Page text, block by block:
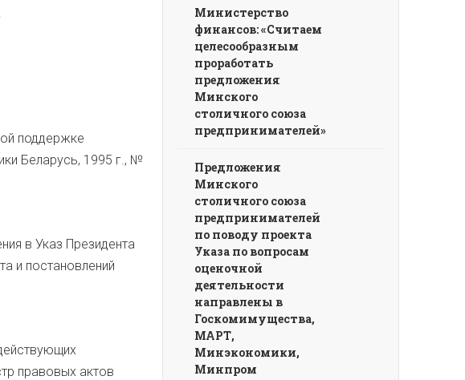
поддержке
Беларусь, 1995 г., №
в Указ Президента
и постановлений
правовых актов
Министерство
финансов: «Считаем
целесообразным
проработать
предложения
Минского
столичного союза
предпринимателей»
Предложения
Минского
столичного союза
предпринимателей
по поводу проекта
Указа по вопросам
оценочной
деятельности
направлены в
Госкомимущества,
МАРТ,
Минэкономики,
Минпром